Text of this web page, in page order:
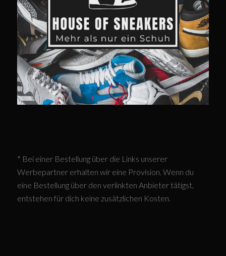
* Bei einer Bestellung über die Links unserer
Werbepartner erhalten wir eine Provision. Wenn du
eine Bestellung über den verlinkten Anbieter tätigst,
entstehen für dich keine zusätzlichen Kosten.